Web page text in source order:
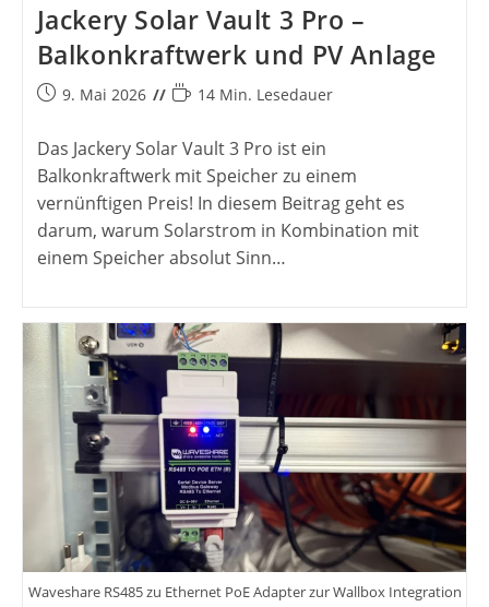
Jackery Solar Vault 3 Pro –
Balkonkraftwerk und PV Anlage
Beitrag9. Mai 2026 Lesedauer:
14 Min. Lesedauer
Das Jackery Solar Vault 3 Pro ist ein
Balkonkraftwerk mit Speicher zu einem
vernünftigen Preis! In diesem Beitrag geht es
darum, warum Solarstrom in Kombination mit
einem Speicher absolut Sinn…
Waveshare RS485 zu Ethernet PoE Adapter zur Wallbox Integration